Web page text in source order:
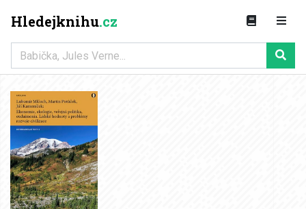
Hledejknihu.cz